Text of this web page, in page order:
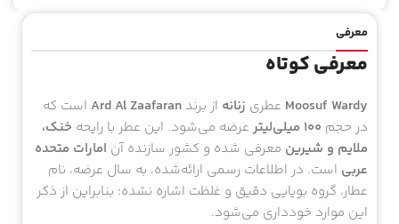
معرفی
معرفی کوتاه
Moosuf Wardy عطری زنانه از برند Ard Al Zaafaran است که
در حجم 100 میلی‌لیتر عرضه می‌شود. این عطر با رایحه خنک،
ملایم و شیرین معرفی شده و کشور سازنده آن امارات متحده
عربی است. در اطلاعات رسمی ارائه‌شده، به سال عرضه، نام
عطار، گروه بویایی دقیق و غلظت اشاره نشده؛ بنابراین از ذکر
این موارد خودداری می‌شود.